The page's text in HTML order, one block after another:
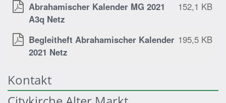
Abrahamischer Kalender MG 2021
A3q Netz
152,1 KB
Begleitheft Abrahamischer Kalender
2021 Netz
195,5 KB
Kontakt